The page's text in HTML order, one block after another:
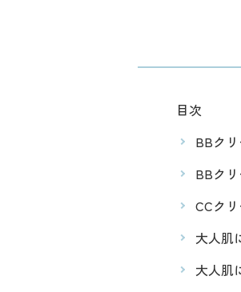
目次
BBク
BBク
CCク
大人肌
大人肌